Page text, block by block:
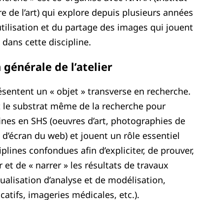
de l’art) qui explore depuis plusieurs années
et du partage des images qui jouent
cette discipline.
de l’atelier
un « objet » transverse en recherche.
substrat même de la recherche pour
en SHS (oeuvres d’art, photographies de
du web) et jouent un rôle essentiel
confondues afin d’expliciter, de prouver,
et de « narrer » les résultats de travaux
d’analyse et de modélisation,
imageries médicales, etc.).